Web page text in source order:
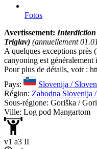
Fotos
Avertissement: Interdiction
Triglav) (annuellement
A quelques exceptions près
canyoning est
Pour plus de détails, voir :
Pays:
Slovenija /
Région: Zahodna Slovenija
Sous-régione: Goriška /
Ville: Log pod Mangartom
v1 a3 II